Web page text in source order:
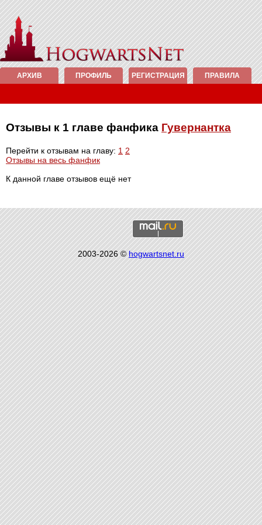
АРХИВ ПРОФИЛЬ РЕГИСТРАЦИЯ ПРАВИЛА
Отзывы к 1 главе фанфика Гувернантка
Перейти к отзывам на главу: 1 2
Отзывы на весь фанфик
К данной главе отзывов ещё нет
2003-2026 ©hogwartsnet.ru